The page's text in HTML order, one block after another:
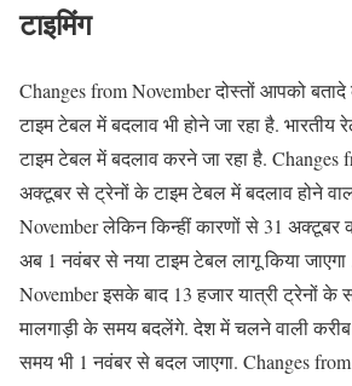
टाइमिंग
Changes from November दोस्तों आपको
टाइम टेबल में बदलाव भी होने जा रहा है.
टाइम टेबल में बदलाव करने जा रहा है. Changes
अक्टूबर से ट्रेनों के टाइम टेबल में बदलाव होने
November लेकिन किन्हीं कारणों से 31 अक्टूबर
अब 1 नवंबर से नया टाइम टेबल लागू किया
November इसके बाद 13 हजार यात्री ट्रेनों
मालगाड़ी के समय बदलेंगे. देश में चलने वाली करीब
समय भी 1 नवंबर से बदल जाएगा. Changes